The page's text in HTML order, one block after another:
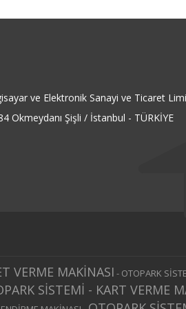
ve Elektronik Sanayi ve Ticaret
Okmeydanı Şişli / İstanbul - TÜRKİYE
VERME MAKİNASI - OTOPARK
SİSTEMİ - KART VERME